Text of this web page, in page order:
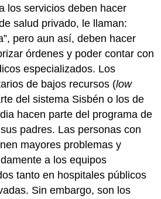
los servicios deben hacer
salud privado, le llaman:
pero aun así, deben hacer
órdenes y poder contar con
especializados. Los
de bajos recursos (low
del sistema Sisbén o los de
hacen parte del programa de
padres. Las personas con
mayores problemas y
a los equipos
tanto en hospitales públicos
Sin embargo, son los